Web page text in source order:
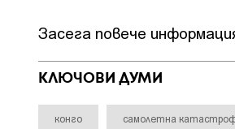
Засега повече
КЛЮЧОВИ ДУМИ
конго самолетна